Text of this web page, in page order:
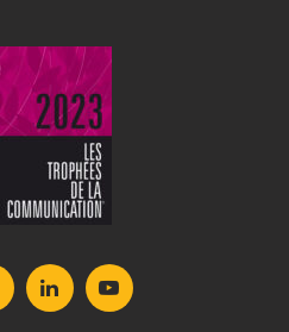
Lien
vers
Lien
vers
Lien
vers